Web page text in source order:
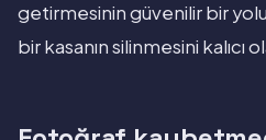
getirmesinin güvenilir bir
bir kasanın silinmesini kalıcı